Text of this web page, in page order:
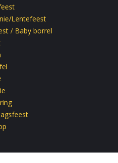
Lentefeest
/ Baby borrel